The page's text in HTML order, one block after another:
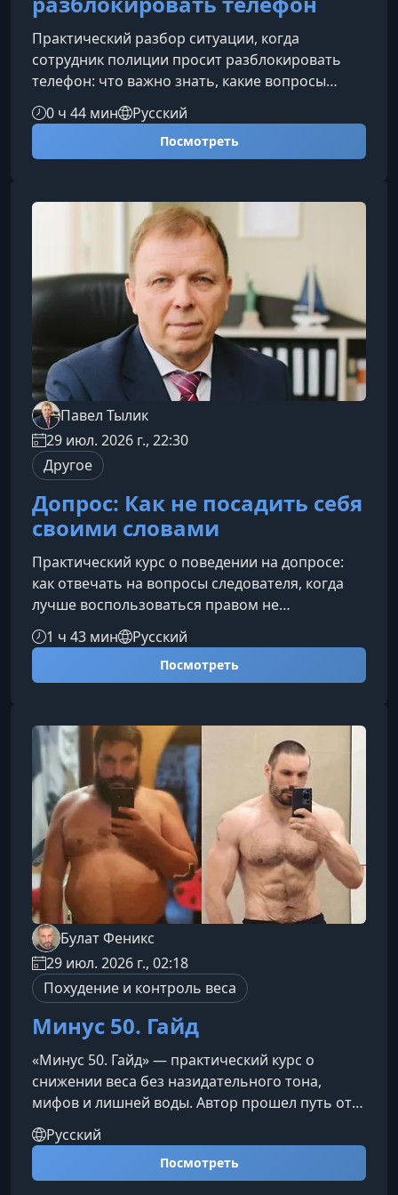
Практический разбор ситуации, когда
сотрудник полиции просит разблокировать
телефон: что важно знать, какие вопросы
задать и как действовать спокойно, если от вас
требуют открыть доступ к личным данным.
Материал поможет понять базовый алгоритм
просят разблокировать телефонПросьба
разблокировать смартфон может прозвучать
на улице, в отделе полиции, при досмотре или
после заде
0 ч 44 мин Русский
Посмотреть
Павел Тылик
29 июл. 2026 г., 22:30
Другое
Допрос: Как не посадить себя
своими словами
Практический курс о поведении на допросе:
как отвечать на вопросы следователя, когда
лучше воспользоваться правом не
свидетельствовать против себя и почему
фраза «я сейчас всё объясню» часто приводит
к проблемам. За 2 часа вы разберёте типичные
ошибки, опасные формулировки и понятный
допроса.О чём этот курсДопрос может
проходить в статусе свидетеля, потерпевшего,
подозреваемого или обвиняемого. В любой из
эт
1 ч 43 мин Русский
Посмотреть
Булат Феникс
29 июл. 2026 г., 02:18
Похудение и контроль веса
Минус 50. Гайд
«Минус 50. Гайд» — практический курс о
снижении веса без назидательного тона,
мифов и лишней воды. Автор прошел путь от
140 до 90 кг и собрал в одном материале то,
что реально помогло: подсчет калорий,
рабочие упражнения, работа со срывами,
Русский
Посмотреть